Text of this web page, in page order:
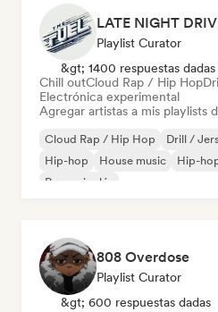
Playlist Curator
&gt; 1400 respuestas dadas
Chill outCloud Rap / Hip Hop
Electrónica experimental
Agregar artistas a mis playlists
Cloud Rap / Hip Hop Drill /
Hip-hop
House music Hip-
Rap en inglés
808 Overdose
Playlist Curator
&gt; 600 respuestas dadas